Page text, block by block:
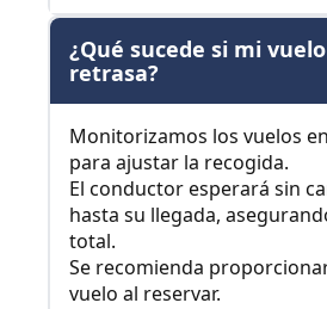
¿Qué sucede si mi
retrasa?
Monitorizamos los vuelos
para ajustar la recogida.
El conductor esperará sin
hasta su llegada,
total.
Se recomienda
vuelo al reservar.